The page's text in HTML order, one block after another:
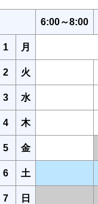
6:00～8:00
1 月
2 火
3 水
4 木
5 金
6 土
7 日